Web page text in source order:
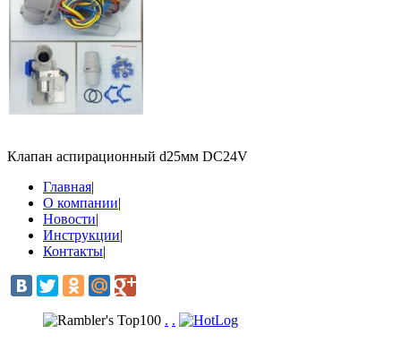
Клапан аспирационный d25мм DC24V
Главная|
О компании|
Новости|
Инструкции|
Контакты|
. .